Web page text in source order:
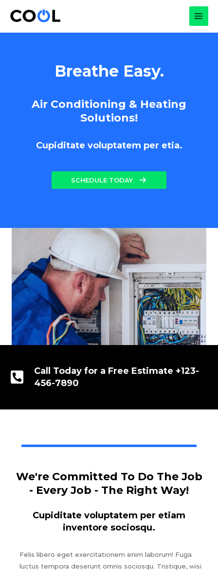
Breathe Easy.
Air Conditioning & Heating
Solutions!
Cupiditate voluptatem per etia.
SCHEDULE TODAY
Call Today for a Free Estimate +123-
456-7890
We're Committed To Do The Job
- Every Job - The Right Way!
Cupiditate voluptatem per etiam
inventore sociosqu.
Felis libero eget exercitationem enim laborum! Fuga
luctus tempora deserunt omnis sociosqu. Tristique, wisi